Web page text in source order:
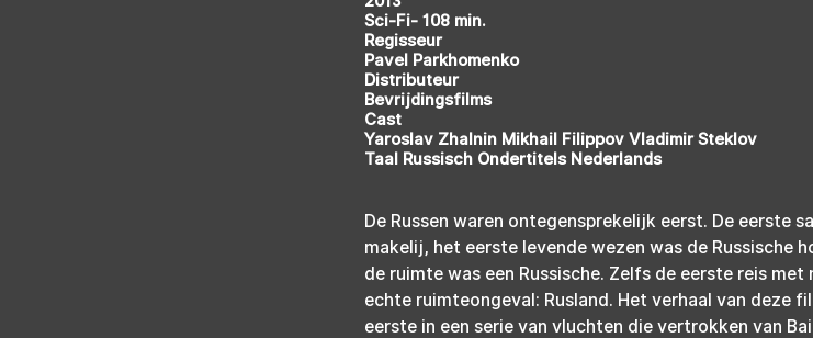
Sci-Fi- 108 min.
Regisseur
Pavel Parkhomenko
Distributeur
Bevrijdingsfilms
Cast
Yaroslav Zhalnin Mikhail Filippov Vladimir Steklov
Taal Russisch Ondertitels Nederlands
De Russen waren ontegensprekelijk eerst. De eerste
makelij, het eerste levende wezen was de Russische
de ruimte was een Russische. Zelfs de eerste reis
echte ruimteongeval: Rusland. Het verhaal van deze
eerste in een serie van vluchten die vertrokken van